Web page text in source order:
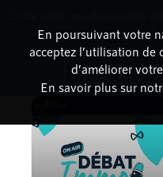
En poursuivant votre
acceptez l’utilisation de
d’améliorer
En savoir plus sur
dessous
Non merci